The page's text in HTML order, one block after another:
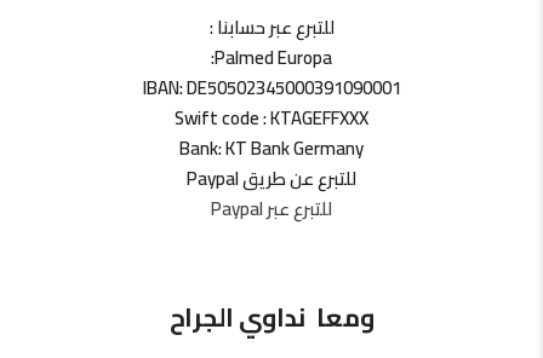
للتبرع عبر حسابنا :
Palmed Europa:
IBAN: DE50502345000391090001
Swift code : KTAGEFFXXX
Bank: KT Bank Germany
للتبرع عن طريق Paypal
للتبرع عبر Paypal
ومعا نداوي الجراح